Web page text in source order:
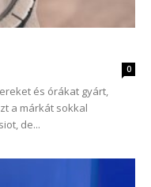
0
és órákat gyárt,
a márkát sokkal
de...